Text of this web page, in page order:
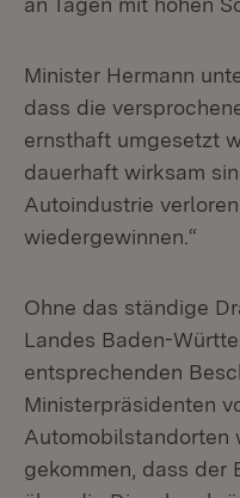
Minister Hermann
dass die
ernsthaft umgesetzt
dauerhaft wirksam
Autoindustrie
wiedergewinnen.“
Ohne das ständige
Landes Baden-
entsprechenden
Ministerpräsidenten
Automobilstandorten
gekommen, dass der